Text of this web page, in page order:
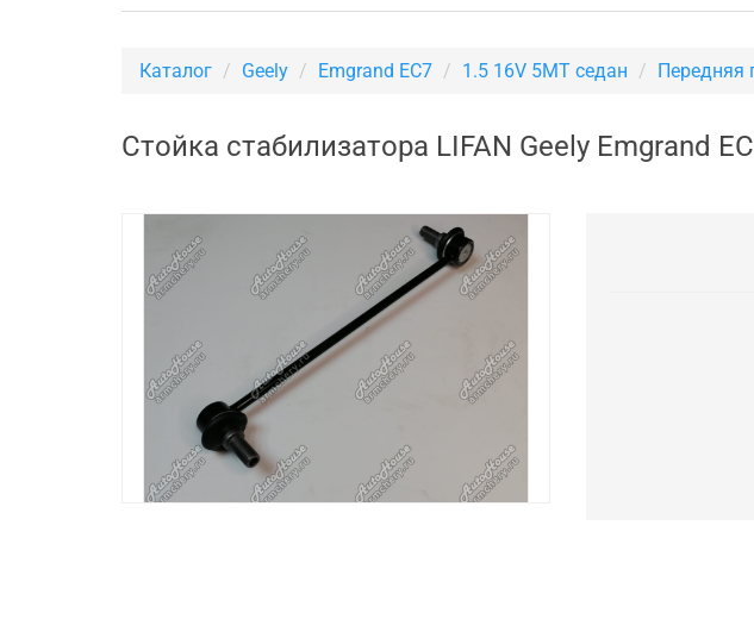
Каталог Geely Emgrand EC7 1.5 16V 5MT седан Передняя
Стойка стабилизатора LIFAN Geely Emgrand